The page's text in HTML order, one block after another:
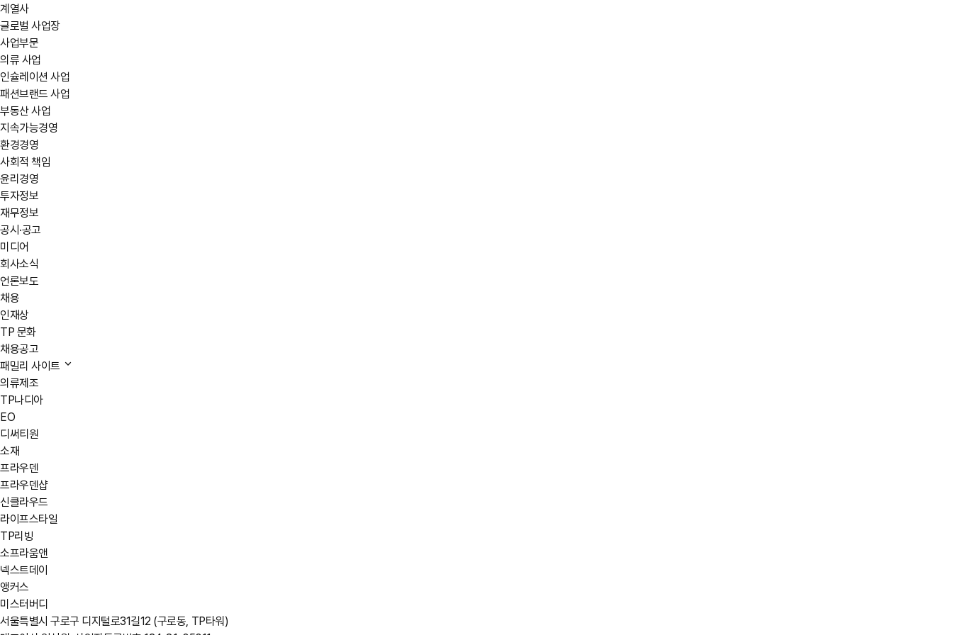
계열사
글로벌 사업장
사업부문
의류 사업
인슐레이션 사업
패션브랜드 사업
부동산 사업
지속가능경영
환경경영
사회적 책임
윤리경영
투자정보
재무정보
공시·공고
미디어
회사소식
언론보도
채용
인재상
TP 문화
채용공고
패밀리 사이트
의류제조
TP나디아
EO
디써티원
소재
프라우덴
프라우덴샵
신클라우드
라이프스타일
TP리빙
소프라움앤
넥스트데이
앵커스
미스터버디
서울특별시 구로구 디지털로31길12 (구로동, TP타워)